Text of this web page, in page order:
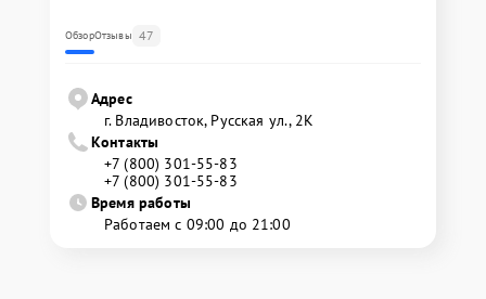
ОбзорОтзывы 47
Адрес
г. Владивосток, Русская ул., 2К
Контакты
+7 (800) 301-55-83
+7 (800) 301-55-83
Время работы
Работаем с 09:00 до 21:00